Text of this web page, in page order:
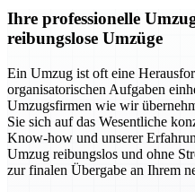
Ihre professionelle
reibungslose Umzüge
Ein Umzug ist oft eine
organisatorischen Aufgaben
Umzugsfirmen wie wir
Sie sich auf das Wesentliche
Know-how und unserer
Umzug reibungslos und ohne
zur finalen Übergabe an Ihrem